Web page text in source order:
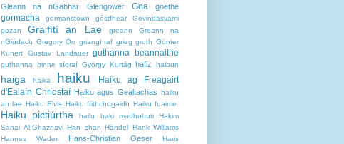
Gleann na nGabhar Glengower Goa goethe
gormacha gormanstown góstfhear
Govindasvami
gozan
Graifítí an Lae greann
Greann na
nGiúdach Gregory Orr grianghraf grieg groth Günter
Kunert
Gustav Landauer guthanna beannaithe
guthanna binne síoraí György Kurtág hafiz haibun
haiga haika haiku
Haiku ag Freagairt
d'Ealaín Chríostaí Haiku agus Gealtachas haiku
an lae Haiku Elvis Haiku frithchogaidh Haiku fuaime.
Haiku pictiúrtha hailu haki madhubuti
Hakim
Sanai Al-Ghaznavi Han shan Händel Hank Williams
Hannes Wader
Hans-Christian Oeser
Haris